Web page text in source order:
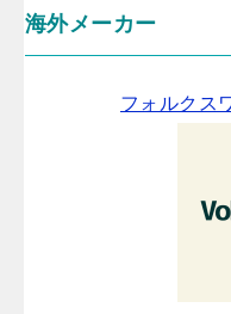
海外メーカー
フォルクス